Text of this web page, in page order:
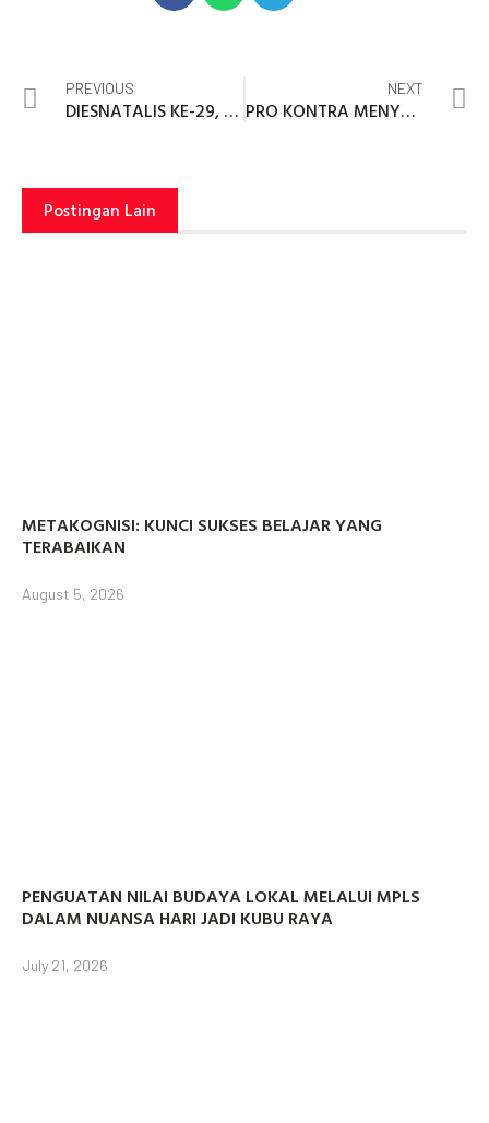
PREVIOUS
DIESNATALIS KE-29, KETUA STIKES HANG TUAH SURABAYA MENGUCAP SYUKUR!
NEXT
PRO KONTRA MENYUSUI SECARA RESPONSIF: DAMPAKNYA TERHADAP KEBUTUHAN ISTIRAHAT IBU DAN PRODUKSI ASI
Postingan Lain
METAKOGNISI: KUNCI SUKSES BELAJAR YANG
TERABAIKAN
August 5, 2026
PENGUATAN NILAI BUDAYA LOKAL MELALUI MPLS
DALAM NUANSA HARI JADI KUBU RAYA
July 21, 2026